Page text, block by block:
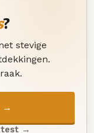
?
stevige
→
→